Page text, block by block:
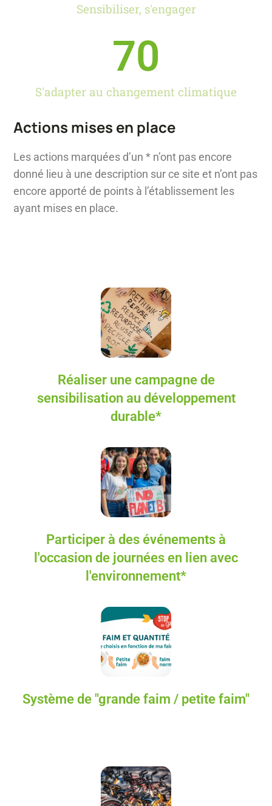
Sensibiliser, s'engager
S'adapter au changement climatique
70
Actions mises en place
Les actions marquées d’un * n’ont pas encore
donné lieu à une description sur ce site et n’ont pas
encore apporté de points à l’établissement les
ayant mises en place.
Réaliser une campagne de
sensibilisation au développement
durable*
Participer à des événements à
l'occasion de journées en lien avec
l'environnement*
Système de "grande faim / petite faim"